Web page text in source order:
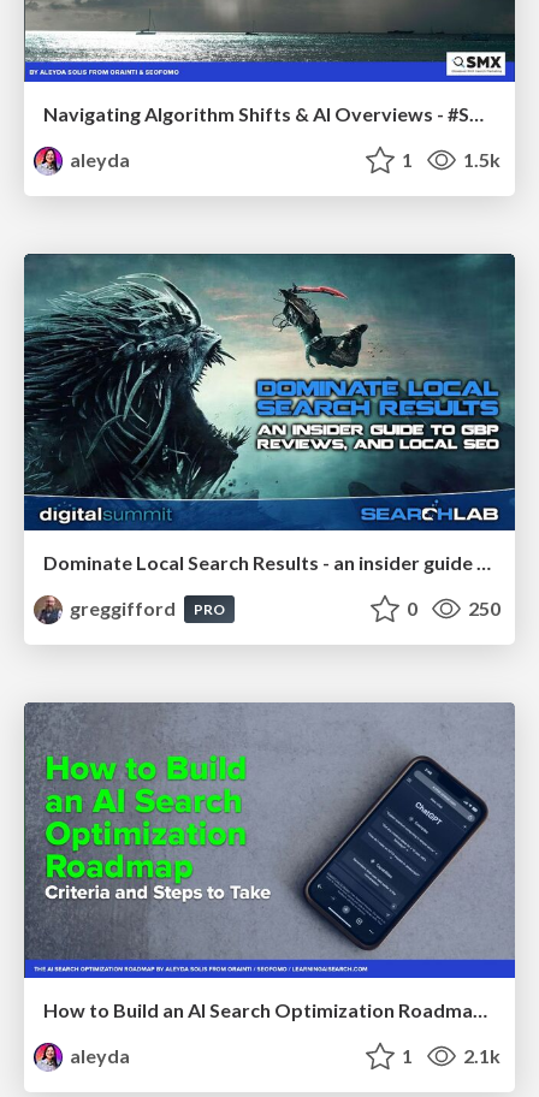
Navigating Algorithm Shifts & AI Overviews - #SMXNext
aleyda
1 1.5k
greggifford
PRO 0 250
How to Build an AI Search Optimization Roadmap - Criteria and Steps to Take #SEOIRL
aleyda
1 2.1k